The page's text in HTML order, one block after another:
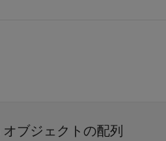
オブジェクトの配列